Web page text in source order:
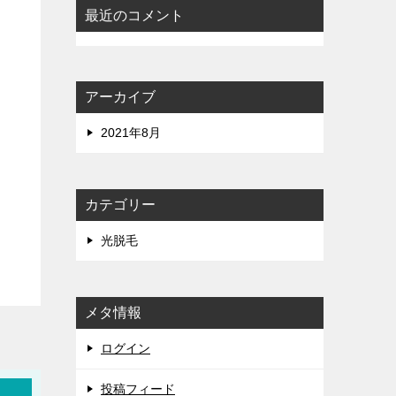
最近のコメント
アーカイブ
2021年8月
カテゴリー
光脱毛
メタ情報
ログイン
投稿フィード